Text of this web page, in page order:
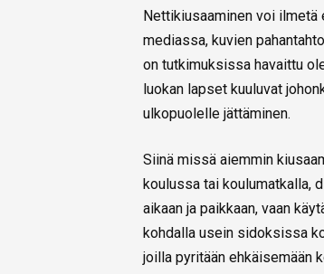
Nettikiusaaminen voi
mediassa, kuvien
on tutkimuksissa havaittu
luokan lapset kuuluvat
ulkopuolelle jättäminen.
Siinä missä aiemmin
koulussa tai koulumatkalla,
aikaan ja paikkaan, vaan
kohdalla usein sidoksissa
joilla pyritään ehkäisemään